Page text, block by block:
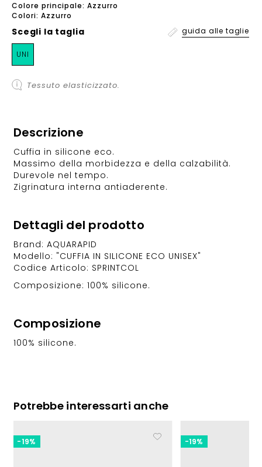
Colore principale: Azzurro
Colori: Azzurro
Scegli la taglia guida alle taglie
UNI
Tessuto elasticizzato.
Descrizione
Cuffia in silicone eco.
Massimo della morbidezza e della calzabilità.
Durevole nel tempo.
Zigrinatura interna antiaderente.
Dettagli del prodotto
Brand: AQUARAPID
Modello: "CUFFIA IN SILICONE ECO UNISEX"
Codice Articolo: SPRINTCOL
Composizione: 100% silicone.
Composizione
100% silicone.
Potrebbe interessarti anche
-19% -19%